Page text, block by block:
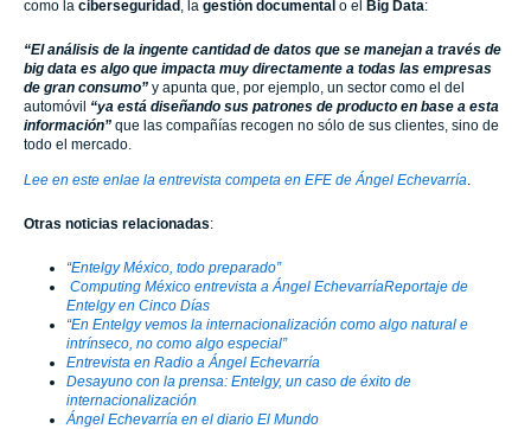
como la ciberseguridad , la gestión documental o el Big Data:
“El análisis de la ingente cantidad de datos que se manejan a través de
big data es algo que impacta muy directamente a todas las empresas
de gran consumo” y apunta que, por ejemplo, un sector como el del
automóvil “ya está diseñando sus patrones de producto en base a esta
información” que las compañías recogen no sólo de sus clientes, sino de
todo el mercado.
Lee en este enlae la entrevista competa en EFE de Ángel Echevarría
Otras noticias relacionadas:
“Entelgy México, todo preparado”
Computing México entrevista a Ángel EchevarríaReportaje de
Entelgy en Cinco Días
“En Entelgy vemos la internacionalización como algo natural e
intrínseco, no como algo especial”
Entrevista en Radio a Ángel Echevarría
Desayuno con la prensa: Entelgy, un caso de éxito de
internacionalización
Ángel Echevarría en el diario El Mundo